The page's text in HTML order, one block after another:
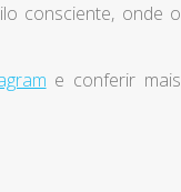
consciente, onde o
e conferir mais